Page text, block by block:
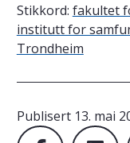
Stikkord: fakultet
institutt for
Trondheim
Publisert 13. mai